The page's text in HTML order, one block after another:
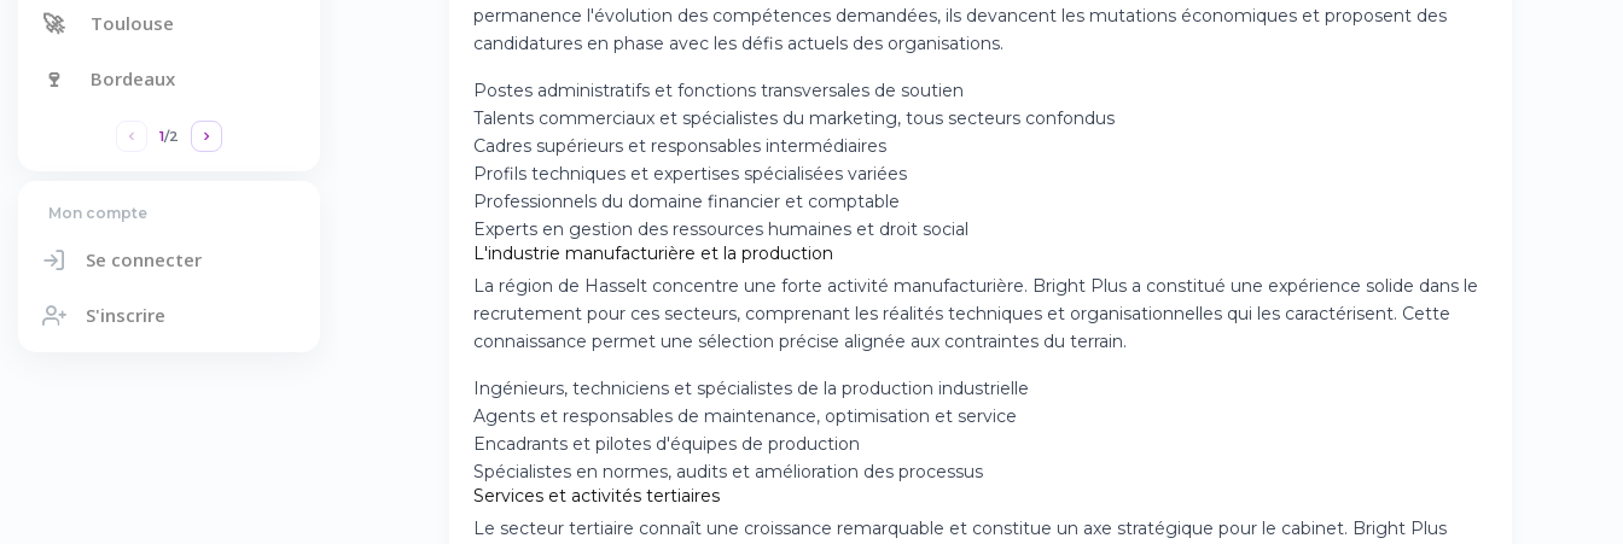
🚀 Toulouse
🍷 Bordeaux
1/2
Mon compte
Se connecter
S'inscrire
permanence l'évolution des compétences demandées, ils devancent les mutations économiques et proposent des
candidatures en phase avec les défis actuels des organisations.
Postes administratifs et fonctions transversales de soutien
Talents commerciaux et spécialistes du marketing, tous secteurs confondus
Cadres supérieurs et responsables intermédiaires
Profils techniques et expertises spécialisées variées
Professionnels du domaine financier et comptable
Experts en gestion des ressources humaines et droit social
L'industrie manufacturière et la production
La région de Hasselt concentre une forte activité manufacturière. Bright Plus a constitué une expérience solide dans le
recrutement pour ces secteurs, comprenant les réalités techniques et organisationnelles qui les caractérisent. Cette
connaissance permet une sélection précise alignée aux contraintes du terrain.
Ingénieurs, techniciens et spécialistes de la production industrielle
Agents et responsables de maintenance, optimisation et service
Encadrants et pilotes d'équipes de production
Spécialistes en normes, audits et amélioration des processus
Services et activités tertiaires
Le secteur tertiaire connaît une croissance remarquable et constitue un axe stratégique pour le cabinet. Bright Plus